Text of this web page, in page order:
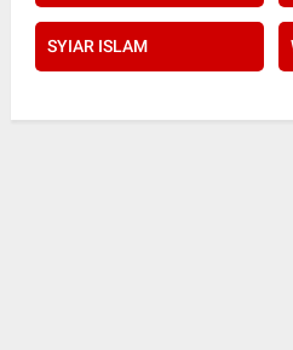
SYIAR ISLAM